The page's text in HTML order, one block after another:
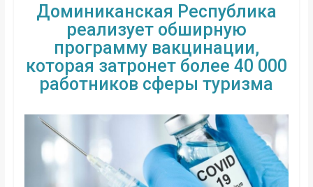
Доминиканская Республика
реализует обширную
программу вакцинации,
которая затронет более 40 000
работников сферы туризма